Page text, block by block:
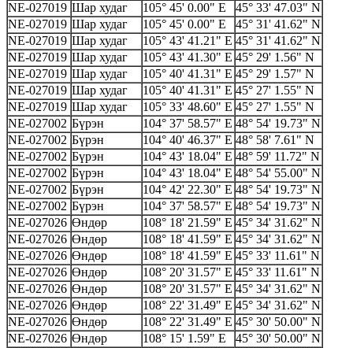
NE-027019 Шар худаг 105° 45' 0.00" E
45° 33' 47.03" N
NE-027019 Шар худаг 105° 45' 0.00" E
45° 31' 41.62" N
NE-027019 Шар худаг 105° 43' 41.21" E 45° 31' 41.62" N
NE-027019 Шар худаг 105° 43' 41.30" E 45° 29' 1.56" N
NE-027019 Шар худаг 105° 40' 41.31" E 45° 29' 1.57" N
NE-027019 Шар худаг 105° 40' 41.31" E 45° 27' 1.55" N
NE-027019 Шар худаг 105° 33' 48.60" E 45° 27' 1.55" N
NE-027002 Бүрэн 104° 37' 58.57" E 48° 54' 19.73" N
NE-027002 Бүрэн 104° 40' 46.37" E 48° 58' 7.61" N
NE-027002 Бүрэн 104° 43' 18.04" E 48° 59' 11.72" N
NE-027002 Бүрэн 104° 43' 18.04" E 48° 54' 55.00" N
NE-027002 Бүрэн 104° 42' 22.30" E 48° 54' 19.73" N
NE-027002 Бүрэн 104° 37' 58.57" E 48° 54' 19.73" N
NE-027026 Өндөр 108° 18' 21.59" E 45° 34' 31.62" N
NE-027026 Өндөр 108° 18' 41.59" E 45° 34' 31.62" N
NE-027026 Өндөр 108° 18' 41.59" E 45° 33' 11.61" N
NE-027026 Өндөр 108° 20' 31.57" E 45° 33' 11.61" N
NE-027026 Өндөр 108° 20' 31.57" E 45° 34' 31.62" N
NE-027026 Өндөр 108° 22' 31.49" E 45° 34' 31.62" N
NE-027026 Өндөр 108° 22' 31.49" E 45° 30' 50.00" N
NE-027026 Өндөр 108° 15' 1.59" E
45° 30' 50.00" N